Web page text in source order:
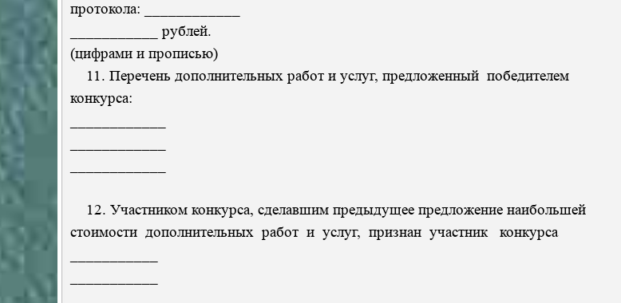
протокола: ____________
___________ рублей.
(цифрами и прописью)
11. Перечень дополнительных работ и услуг, предложенный победителем
конкурса:
12. Участником конкурса, сделавшим предыдущее предложение наибольшей
стоимости дополнительных работ и услуг, признан участник конкурса